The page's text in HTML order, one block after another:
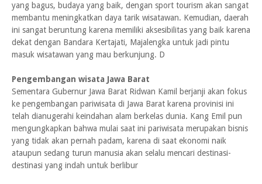
yang bagus, budaya yang baik, dengan sport tourism akan sangat
membantu meningkatkan daya tarik wisatawan. Kemudian, daerah
ini sangat beruntung karena memiliki aksesibilitas yang baik karena
dekat dengan Bandara Kertajati, Majalengka untuk jadi pintu
masuk wisatawan yang mau berkunjung. D
Pengembangan wisata Jawa Barat
Sementara Gubernur Jawa Barat Ridwan Kamil berjanji akan fokus
ke pengembangan pariwisata di Jawa Barat karena provinisi ini
telah dianugerahi keindahan alam berkelas dunia. Kang Emil pun
mengungkapkan bahwa mulai saat ini pariwisata merupakan bisnis
yang tidak akan pernah padam, karena di saat ekonomi naik
ataupun sedang turun manusia akan selalu mencari destinasi-
destinasi yang indah untuk berlibur